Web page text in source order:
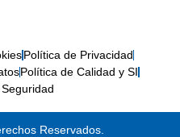
Política de Privacidad
Política de Calidad y SI
Reservados.